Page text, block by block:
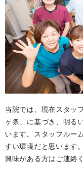
当院では、現在スタッ
ヶ条」に基づき、明る
います。スタッフルー
すい環境だと思います
興味がある方はご連絡